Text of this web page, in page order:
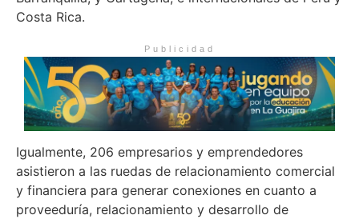
Costa Rica.
Publicidad
Igualmente, 206 empresarios y emprendedores
asistieron a las ruedas de relacionamiento comercial
y financiera para generar conexiones en cuanto a
proveeduría, relacionamiento y desarrollo de